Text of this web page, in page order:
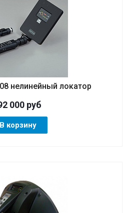
нелинейный локатор
000руб
В корзину